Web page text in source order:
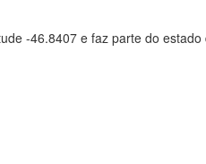
-46.8407 e faz parte do estado